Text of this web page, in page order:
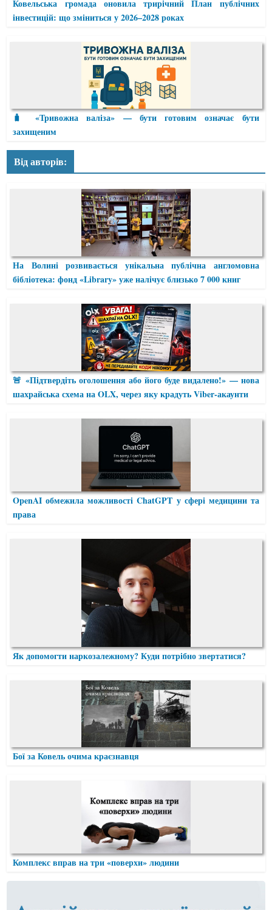
Ковельська громада оновила трирічний План публічних
інвестицій: що зміниться у 2026–2028 роках
🧳 «Тривожна валіза» — бути готовим означає бути
захищеним
Від авторів:
На Волині розвивається унікальна публічна англомовна
бібліотека: фонд «Library» уже налічує близько 7 000 книг
🚨 «Підтвердіть оголошення або його буде видалено!» — нова
шахрайська схема на OLX, через яку крадуть Viber-акаунти
OpenAI обмежила можливості ChatGPT у сфері медицини та
права
Як допомогти наркозалежному? Куди потрібно звертатися?
Бої за Ковель очима краєзнавця
Комплекс вправ на три «поверхи» людини